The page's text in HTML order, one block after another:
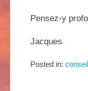
Pensez-y
Jacques
Posted in: